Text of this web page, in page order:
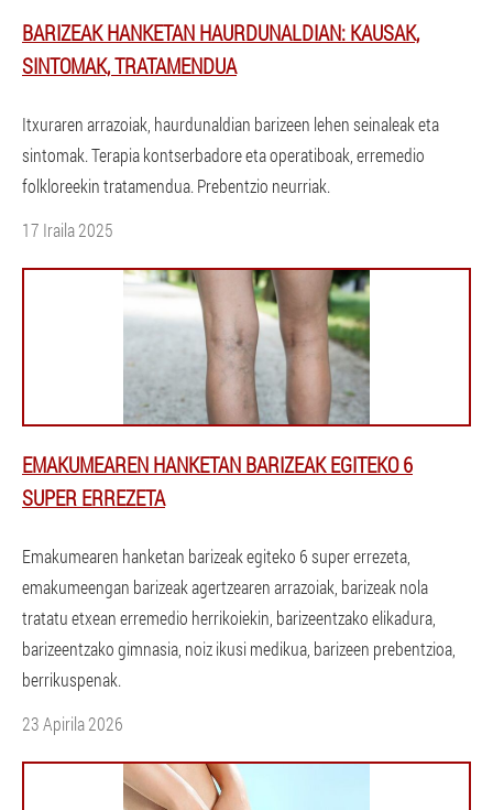
BARIZEAK HANKETAN HAURDUNALDIAN: KAUSAK,
SINTOMAK, TRATAMENDUA
Itxuraren arrazoiak, haurdunaldian barizeen lehen seinaleak eta
sintomak. Terapia kontserbadore eta operatiboak, erremedio
folkloreekin tratamendua. Prebentzio neurriak.
17 Iraila 2025
EMAKUMEAREN HANKETAN BARIZEAK EGITEKO 6
SUPER ERREZETA
Emakumearen hanketan barizeak egiteko 6 super errezeta,
emakumeengan barizeak agertzearen arrazoiak, barizeak nola
tratatu etxean erremedio herrikoiekin, barizeentzako elikadura,
barizeentzako gimnasia, noiz ikusi medikua, barizeen prebentzioa,
berrikuspenak.
23 Apirila 2026